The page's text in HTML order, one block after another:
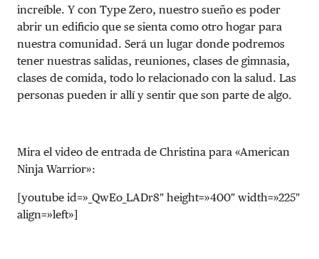
increíble. Y con Type Zero, nuestro sueño es poder
abrir un edificio que se sienta como otro hogar para
nuestra comunidad. Será un lugar donde podremos
tener nuestras salidas, reuniones, clases de gimnasia,
clases de comida, todo lo relacionado con la salud. Las
personas pueden ir allí y sentir que son parte de algo.
Mira el video de entrada de Christina para «American
Ninja Warrior»:
[youtube id=»_QwEo_LADr8″ height=»400″ width=»225″
align=»left»]